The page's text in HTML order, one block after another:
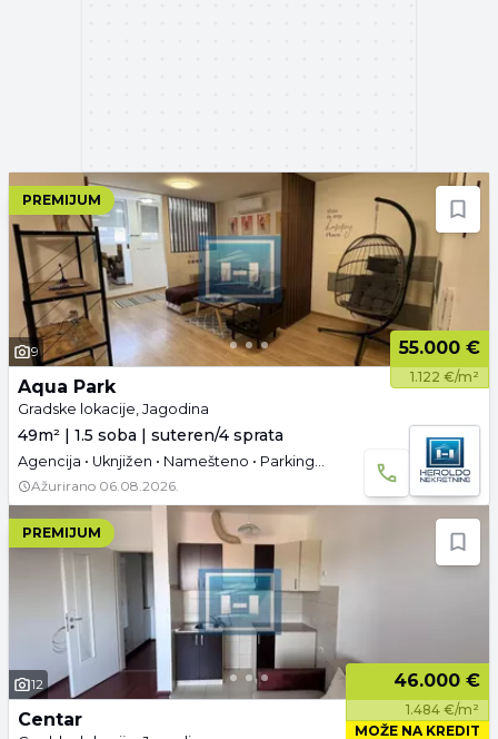
PREMIJUM
9 55.000 €
1.122 €/m²
Aqua Park
Gradske lokacije, Jagodina
49m² | 1.5 soba | suteren/4 sprata
Agencija • Uknjižen • Namešteno • Parking • Video
Ažurirano 06.08.2026.
PREMIJUM
12 46.000 €
1.484 €/m²
MOŽE NA KREDIT
Centar